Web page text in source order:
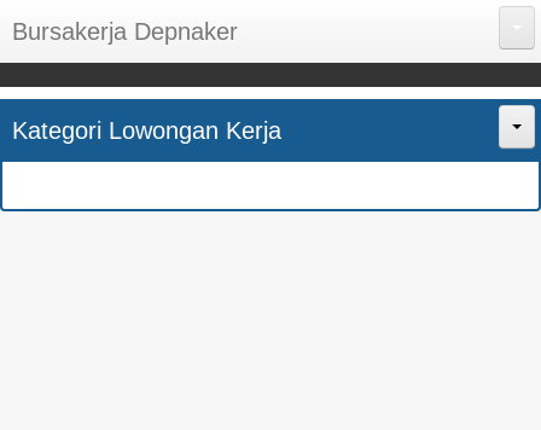
Bursakerja Depnaker
About Me
Disclaimer
Kategori Lowongan Kerja